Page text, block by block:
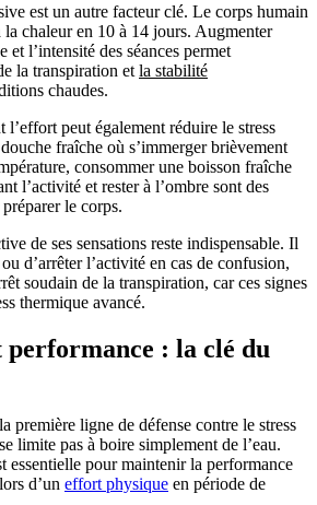
est un autre facteur clé. Le corps humain
la chaleur en 10 à 14 jours. Augmenter
et l’intensité des séances permet
la transpiration et la stabilité
chaudes.
l’effort peut également réduire le stress
fraîche où s’immerger brièvement
consommer une boisson fraîche
l’activité et rester à l’ombre sont des
le corps.
de ses sensations reste indispensable. Il
d’arrêter l’activité en cas de confusion,
soudain de la transpiration, car ces signes
thermique avancé.
: la clé du
première ligne de défense contre le stress
limite pas à boire simplement de l’eau.
essentielle pour maintenir la performance
d’un effort physique en période de